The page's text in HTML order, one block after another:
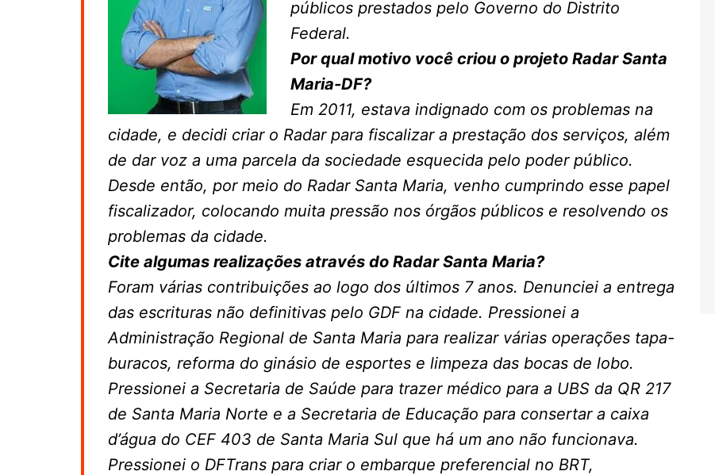
públicos prestados pelo Governo do Distrito
Federal.
Por qual motivo você criou o projeto RadarSanta
Maria-DF?
Em 2011, estava indignado com os problemas na
cidade, e decidi criar o Radarpara fiscalizar a prestação dos serviços, além
de dar voz a uma parcela da sociedade esquecida pelo poder público.
Desde então, por meio do RadarSanta Maria, venho cumprindo esse papel
fiscalizador, colocando muita pressão nos órgãos públicos e resolvendo os
problemas da cidade.
Cite algumas realizações através do RadarSanta Maria?
Foram várias contribuições ao logo dos últimos 7 anos. Denunciei a entrega
das escrituras não definitivas pelo GDF na cidade. Pressionei a
Administração Regional de Santa Maria para realizar várias operações tapa-
buracos, reforma do ginásio de esportes e limpeza das bocas de lobo.
Pressionei a Secretaria de Saúde para trazer médico para a UBS da QR 217
de Santa Maria Norte e a Secretaria de Educação para consertar a caixa
d’água do CEF 403 de Santa Maria Sul que há um ano não funcionava.
Pressionei o DFTrans para criar o embarque preferencial no BRT,